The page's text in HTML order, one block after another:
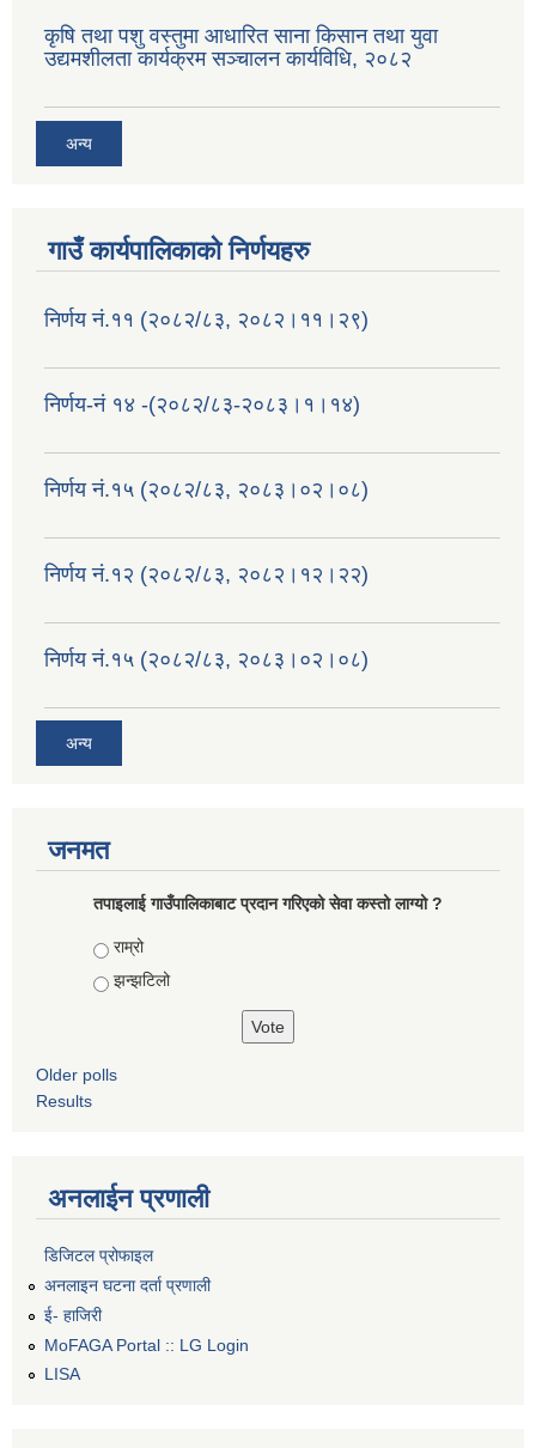
कृषि तथा पशु वस्तुमा आधारित साना किसान तथा युवा
उद्यमशीलता कार्यक्रम सञ्चालन कार्यविधि, २०८२
अन्य
गाउँ कार्यपालिकाको निर्णयहरु
निर्णय नं.११ (२०८२/८३, २०८२।११।२९)
निर्णय-नं १४ -(२०८२/८३-२०८३।१।१४)
निर्णय नं.१५ (२०८२/८३, २०८३।०२।०८)
निर्णय नं.१२ (२०८२/८३, २०८२।१२।२२)
निर्णय नं.१५ (२०८२/८३, २०८३।०२।०८)
अन्य
जनमत
तपाइलाई गाउँपालिकाबाट प्रदान गरिएको सेवा कस्तो लाग्यो ?
Choices
राम्रो
झन्झटिलो
Older polls
Results
अनलाईन प्रणाली
डिजिटल प्रोफाइल
अनलाइन घटना दर्ता प्रणाली
ई- हाजिरी
MoFAGA Portal :: LG Login
LISA